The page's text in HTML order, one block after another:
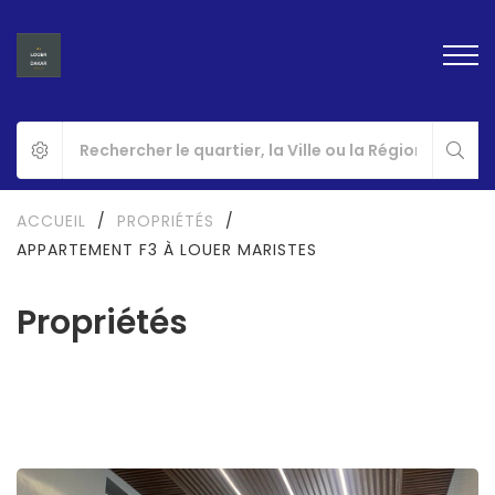
Propriétés
ACCUEIL / PROPRIÉTÉS
/
APPARTEMENT F3 À LOUER MARISTES